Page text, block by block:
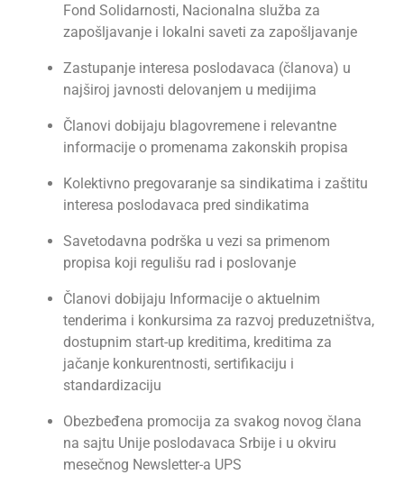
Fond Solidarnosti, Nacionalna služba za
zapošljavanje i lokalni saveti za zapošljavanje
Zastupanje interesa poslodavaca (članova) u
najširoj javnosti delovanjem u medijima
Članovi dobijaju blagovremene i relevantne
informacije o promenama zakonskih propisa
Kolektivno pregovaranje sa sindikatima i zaštitu
interesa poslodavaca pred sindikatima
Savetodavna podrška u vezi sa primenom
propisa koji regulišu rad i poslovanje
Članovi dobijaju Informacije o aktuelnim
tenderima i konkursima za razvoj preduzetništva,
dostupnim start-up kreditima, kreditima za
jačanje konkurentnosti, sertifikaciju i
standardizaciju
Obezbeđena promocija za svakog novog člana
na sajtu Unije poslodavaca Srbije i u okviru
mesečnog Newsletter-a UPS